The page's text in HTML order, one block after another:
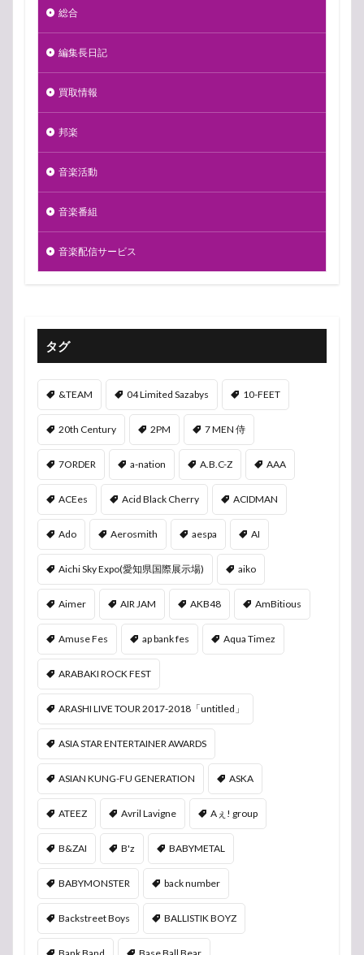
総合
編集長日記
買取情報
邦楽
音楽活動
音楽番組
音楽配信サービス
タグ
&TEAM 04 Limited Sazabys 10-FEET
20th Century 2PM 7 MEN 侍
7ORDER a-nation A.B.C-Z AAA
ACEes Acid Black Cherry ACIDMAN
Ado Aerosmith aespa AI
Aichi Sky Expo(愛知県国際展示場) aiko
Aimer AIR JAM AKB48 AmBitious
Amuse Fes ap bank fes Aqua Timez
ARABAKI ROCK FEST
ARASHI LIVE TOUR 2017-2018「untitled」
ASIA STAR ENTERTAINER AWARDS
ASIAN KUNG-FU GENERATION ASKA
ATEEZ Avril Lavigne Aぇ! group
B&ZAI B'z BABYMETAL
BABYMONSTER back number
Backstreet Boys BALLISTIK BOYZ